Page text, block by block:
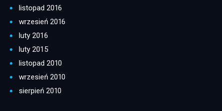
listopad 2016
wrzesień 2016
luty 2016
luty 2015
listopad 2010
wrzesień 2010
sierpień 2010